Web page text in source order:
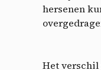
hersenen
Het